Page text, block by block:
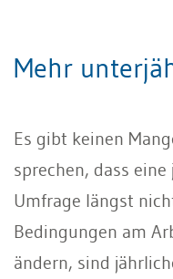
Mehr
Es gibt keinen
sprechen, dass
Umfrage längst
Bedingungen am
ändern, sind